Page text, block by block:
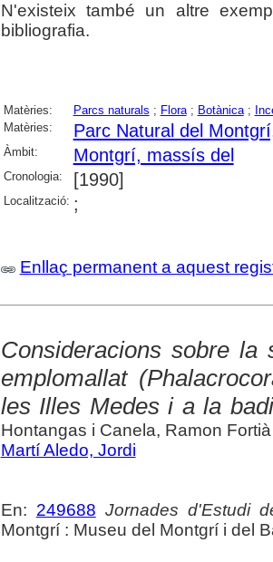
N'existeix també un altre
bibliografia.
Matèries: Parcs naturals ; Flora; Botànica;
Matèries:
Parc Natural del
Àmbit: Montgrí, massís del
Cronologia: [1990]
Localització: ;
Enllaç permanent a aquest
Consideracions sobre
emplomallat
les Illes Medes i a la
Hontangas i Canela, Ramon
Martí Aledo, Jordi
En: 249688 Jornades d'Estudi
Montgrí : Museu del Montgrí i del